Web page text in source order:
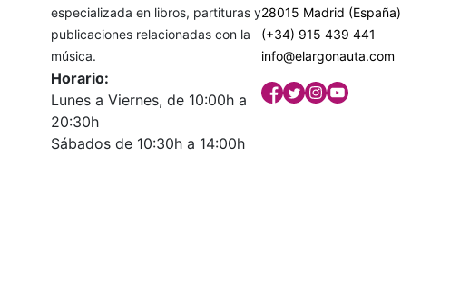
especializada en libros, partituras y
publicaciones relacionadas con la
música.
Horario:
Lunes a Viernes, de 10:00h a
20:30h
Sábados de 10:30h a 14:00h
28015 Madrid (España)
(+34) 915 439 441
info@elargonauta.com